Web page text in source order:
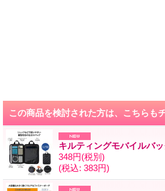
この商品を検討された方は、こちらも
キルティングモバイルバ
348円(税別)
(税込: 383円)